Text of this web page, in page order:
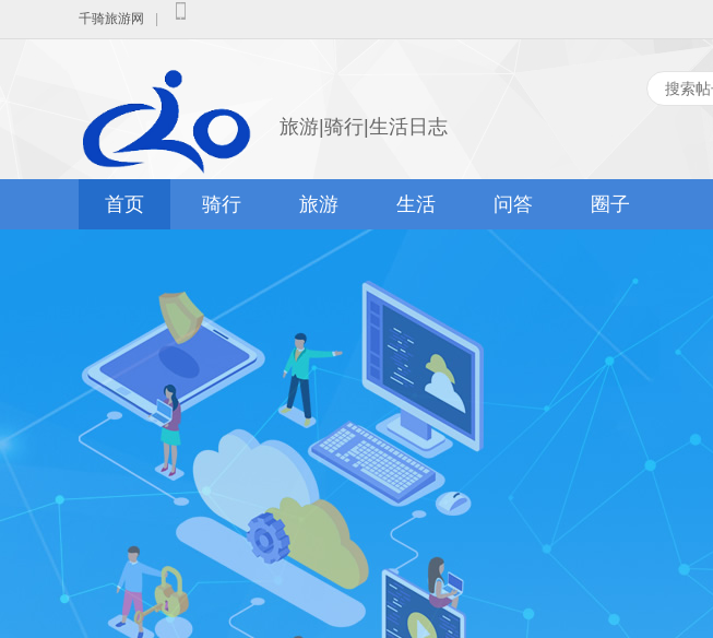
千骑旅游网
旅游|骑行|生活日志
首页 骑行 旅游 生活 问答 圈子